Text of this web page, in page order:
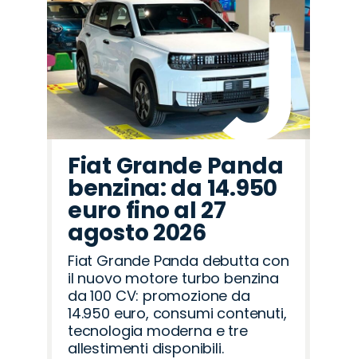
Fiat Grande Panda
benzina: da 14.950
euro fino al 27
agosto 2026
Fiat Grande Panda debutta con
il nuovo motore turbo benzina
da 100 CV: promozione da
14.950 euro, consumi contenuti,
tecnologia moderna e tre
allestimenti disponibili.